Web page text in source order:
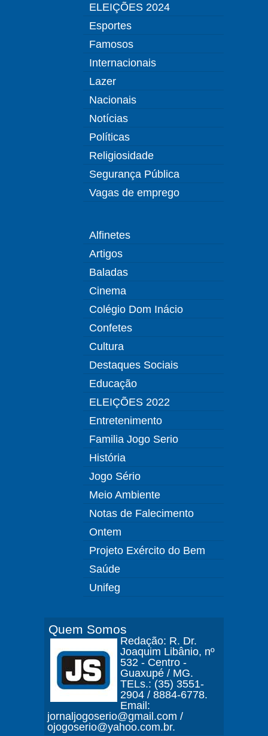
ELEIÇÕES 2024
Esportes
Famosos
Internacionais
Lazer
Nacionais
Notícias
Políticas
Religiosidade
Segurança Pública
Vagas de emprego
Alfinetes
Artigos
Baladas
Cinema
Colégio Dom Inácio
Confetes
Cultura
Destaques Sociais
Educação
ELEIÇÕES 2022
Entretenimento
Familia Jogo Serio
História
Jogo Sério
Meio Ambiente
Notas de Falecimento
Ontem
Projeto Exército do Bem
Saúde
Unifeg
Quem Somos
Redação: R. Dr.
Joaquim Libânio, nº
532 - Centro -
Guaxupé / MG.
TELs.: (35) 3551-
2904 / 8884-6778.
Email:
jornaljogoserio@gmail.com /
ojogoserio@yahoo.com.br.